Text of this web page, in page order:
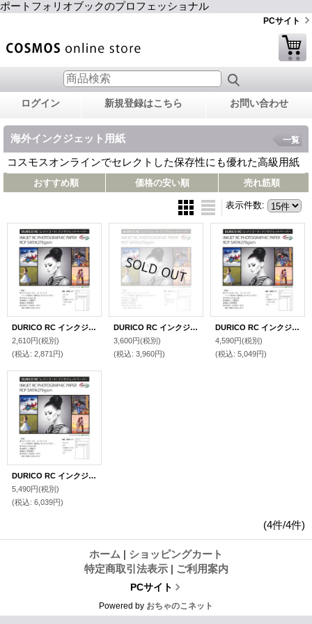
ポートフォリオブックのプロフェッショナル
PCサイト
ログイン 新規登録はこちら お問い合わせ
海外インクジェット用紙
コスモスオンラインでセレクトした保存性にも優れた高級用紙
一覧
おすすめ順 価格の安い順 売れ筋順
表示件数:
DURICO RC インクジェットペーパーA4(25)
2,610円(税別)
(税込: 2,871円)
DURICO RC インクジェットペーパー大四切11ｘ14(25)
3,600円(税別)
(税込: 3,960円)
DURICO RC インクジェットペーパーA3(25)
4,590円(税別)
(税込: 5,049円)
DURICO RC インクジェットペーパーA3+(25)
5,490円(税別)
(税込: 6,039円)
(4件/4件)
ホーム | ショッピングカート
特定商取引法表示 | ご利用案内
PCサイト
Powered by おちゃのこネット